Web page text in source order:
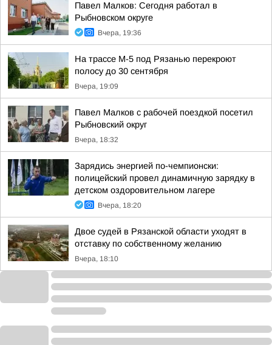
Павел Малков: Сегодня работал в
Рыбновском округе
Вчера, 19:36
На трассе М-5 под Рязанью перекроют
полосу до 30 сентября
Вчера, 19:09
Павел Малков с рабочей поездкой посетил
Рыбновский округ
Вчера, 18:32
Зарядись энергией по-чемпионски:
полицейский провел динамичную зарядку в
детском оздоровительном лагере
Вчера, 18:20
Двое судей в Рязанской области уходят в
отставку по собственному желанию
Вчера, 18:10